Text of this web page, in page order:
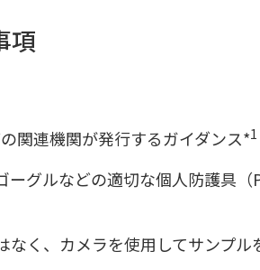
項
関連機関が発行するガイダンス*
グルなどの適切な個人防護具（
く、カメラを使用してサンプ